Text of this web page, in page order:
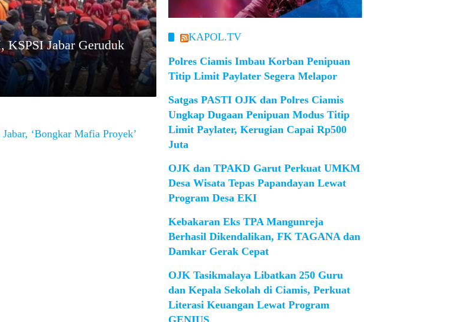
KSPSI Jabar Geruduk
‘Bongkar Mafia Proyek’
KAPOL.TV
Polres Ciamis Imbau Korban Penipuan
Titip Limit Paylater Segera Melapor
Satgas PASTI OJK dan Polres Ciamis
Ungkap Dugaan Penipuan Modus Titip
Limit Paylater, Kerugian Capai Rp500
Juta
OJK dan TPAKD Garut Perkuat UMKM
Desa Wisata Tepas Papandayan Lewat
Program Desa EKI
Kebakaran Eks TPA Mangunreja
Berhasil Dikendalikan, FK TAGANA dan
Damkar Gerak Cepat
OJK Tasikmalaya Libatkan 250 Guru
dan Kepala Sekolah di Ciamis, Perkuat
Literasi Keuangan Lewat Program
GENIUS